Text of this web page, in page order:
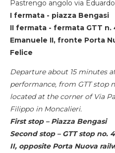
Pastrengo angolo via
I fermata - piazza Bengasi
II fermata - fermata GTT
Emanuele II, fronte Porta
Felice
Departure about 15 minutes
performance, from GTT stop
located at the corner of Via
Filippo in Moncalieri.
First stop – Piazza Bengasi
Second stop – GTT stop no.
II, opposite Porta Nuova